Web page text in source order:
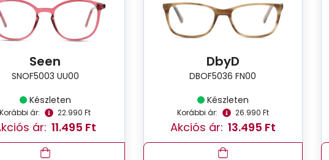
Seen
SNOF5003 UU00
Készleten
Korábbi ár: 22.990 Ft
ár: 11.495 Ft
DbyD
DBOF5036 FN00
Készleten
Korábbi ár: 26.990 Ft
Akciós ár: 13.495 Ft